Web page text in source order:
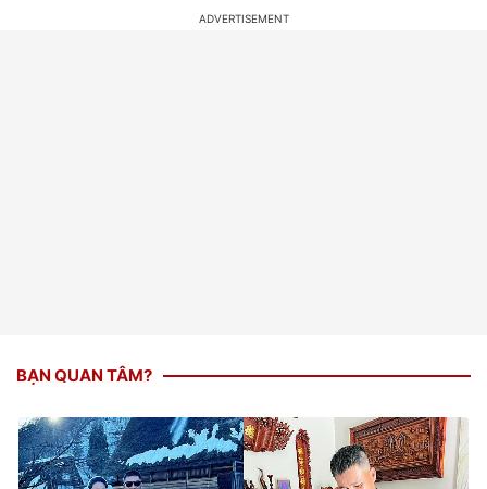
BẠN QUAN TÂM?